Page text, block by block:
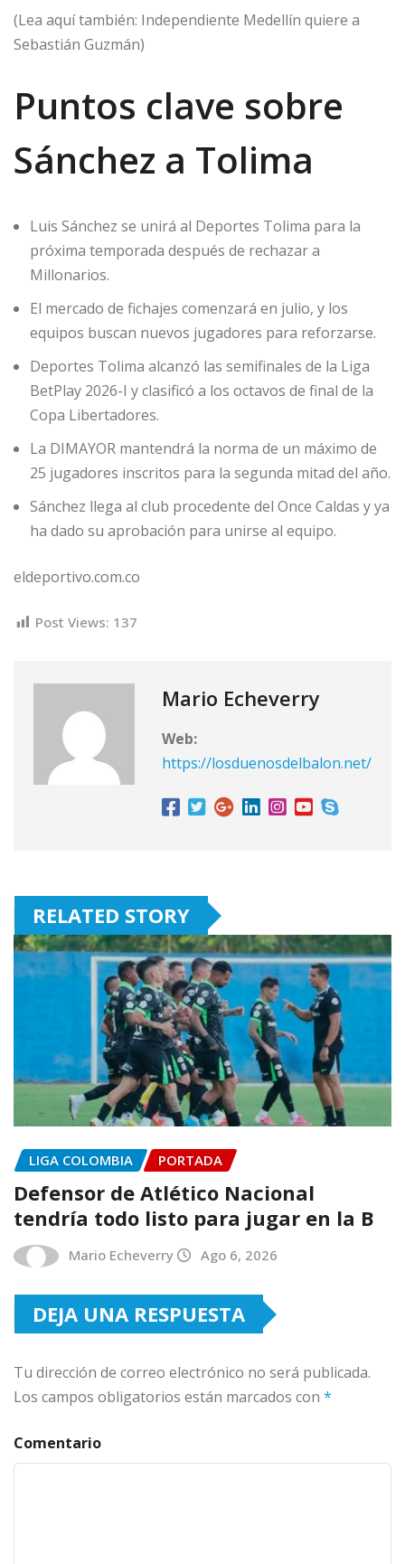
(Lea aquí también: Independiente Medellín quiere a
Sebastián Guzmán)
Puntos clave sobre
Sánchez a Tolima
Luis Sánchez se unirá al Deportes Tolima para la
próxima temporada después de rechazar a
Millonarios.
El mercado de fichajes comenzará en julio, y los
equipos buscan nuevos jugadores para reforzarse.
Deportes Tolima alcanzó las semifinales de la Liga
BetPlay 2026-I y clasificó a los octavos de final de la
Copa Libertadores.
La DIMAYOR mantendrá la norma de un máximo de
25 jugadores inscritos para la segunda mitad del año.
Sánchez llega al club procedente del Once Caldas y ya
ha dado su aprobación para unirse al equipo.
eldeportivo.com.co
Post Views: 137
Mario Echeverry
Web:
https://losduenosdelbalon.net/
RELATED STORY
LIGA COLOMBIA PORTADA
Defensor de Atlético Nacional
tendría todo listo para jugar en la B
Mario Echeverry Ago 6, 2026
DEJA UNA RESPUESTA
Tu dirección de correo electrónico no será publicada.
Los campos obligatorios están marcados con *
Comentario